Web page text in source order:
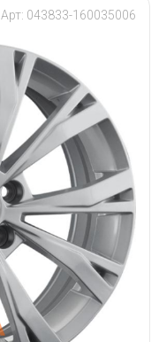
Арт: 043833-160035006